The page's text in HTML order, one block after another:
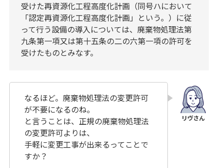
受けた再資源化工程高度化計画（同号ハにおいて
「認定再資源化工程高度化計画」という。）に従
って行う設備の導入については、廃棄物処理法第
九条第一項又は第十五条の二の六第一項の許可を
受けたものとみなす。
なるほど。廃棄物処理法の変更許可
が不要になるのね。
と言うことは、正規の廃棄物処理法
の変更許可よりは、
手軽に変更工事が出来るってことで
すか？